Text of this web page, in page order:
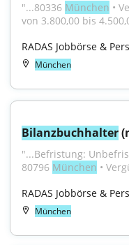
"...80336 München •
von 3.800,00 bis
RADAS Jobbörse &
München
Bilanzbuchhalter
"...Befristung:
80796 München •
RADAS Jobbörse &
München